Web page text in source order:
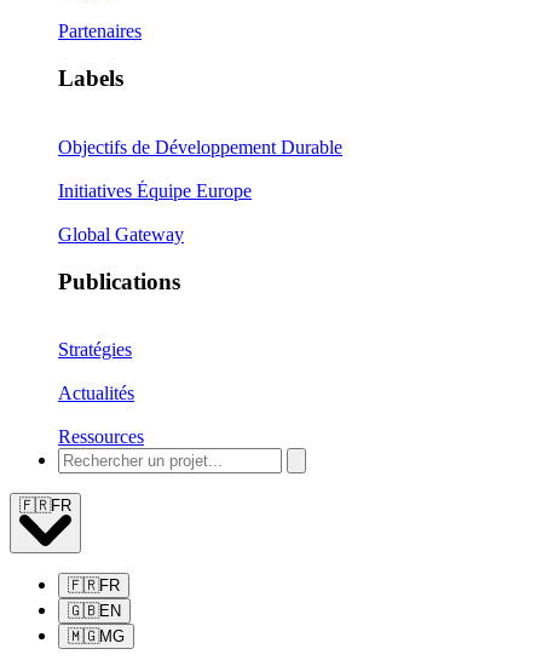
Partenaires
Labels
Objectifs de Développement Durable
Initiatives Équipe Europe
Global Gateway
Publications
Stratégies
Actualités
Ressources
🇫🇷FR
🇫🇷FR
🇬🇧EN
🇲🇬MG